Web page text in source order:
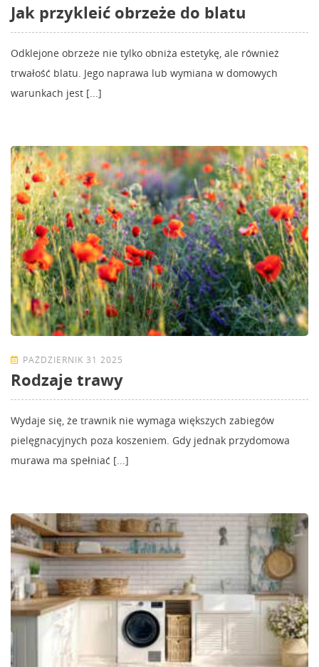
Jak przykleić obrzeże do blatu
Odklejone obrzeże nie tylko obniża estetykę, ale również
trwałość blatu. Jego naprawa lub wymiana w domowych
warunkach jest [...]
PAŹDZIERNIK 31 2025
Rodzaje trawy
Wydaje się, że trawnik nie wymaga większych zabiegów
pielęgnacyjnych poza koszeniem. Gdy jednak przydomowa
murawa ma spełniać [...]